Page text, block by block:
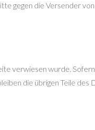
gegen die Versender
verwiesen wurde.
die übrigen Teile des